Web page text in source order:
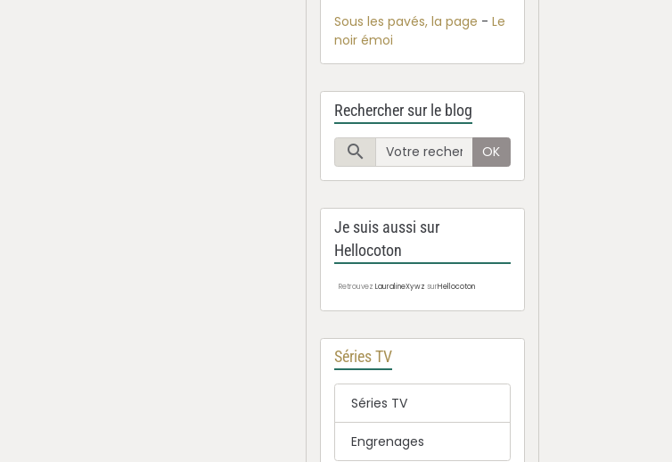
Sous les pavés, la page -Le
noir émoi
Rechercher sur le blog
OK
Je suis aussi sur
Hellocoton
RetrouvezLauralineXywz surHellocoton
Séries TV
Séries TV
Engrenages